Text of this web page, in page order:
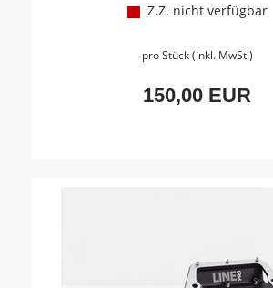
Z.Z. nicht verfügbar
pro Stück (inkl. MwSt.)
150,00 EUR